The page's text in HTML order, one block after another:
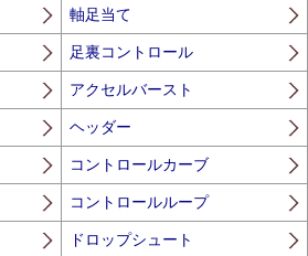
軸足当て
足裏コントロール
アクセルバースト
ヘッダー
コントロールカーブ
コントロールループ
ドロップシュート